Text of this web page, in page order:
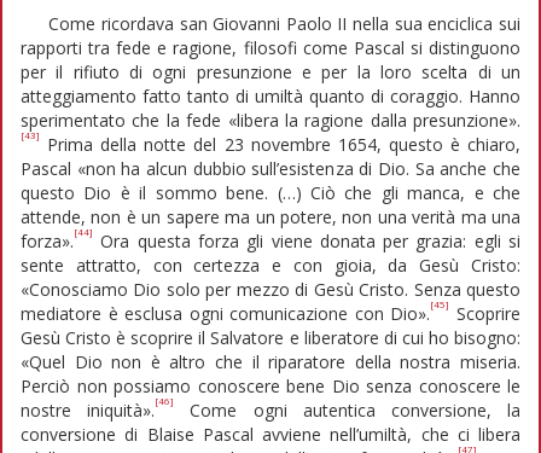
Come ricordava san Giovanni Paolo II nella sua enciclica sui
rapporti tra fede e ragione, filosofi come Pascal si distinguono
per il rifiuto di ogni presunzione e per la loro scelta di un
atteggiamento fatto tanto di umiltà quanto di coraggio. Hanno
sperimentato che la fede «libera la ragione dalla presunzione».
[43]
Prima della notte del 23 novembre 1654, questo è chiaro,
Pascal «non ha alcun dubbio sull’esistenza di Dio. Sa anche che
questo Dio è il sommo bene. (…) Ciò che gli manca, e che
attende, non è un sapere ma un potere, non una verità ma una
forza». [44]
Ora questa forza gli viene donata per grazia: egli si
sente attratto, con certezza e con gioia, da Gesù Cristo:
«Conosciamo Dio solo per mezzo di Gesù Cristo. Senza questo
mediatore è esclusa ogni comunicazione con Dio». [45]
Scoprire
Gesù Cristo è scoprire il Salvatore e liberatore di cui ho bisogno:
«Quel Dio non è altro che il riparatore della nostra miseria.
Perciò non possiamo conoscere bene Dio senza conoscere le
nostre iniquità». [46]
Come ogni autentica conversione, la
conversione di Blaise Pascal avviene nell’umiltà, che ci libera
[47]